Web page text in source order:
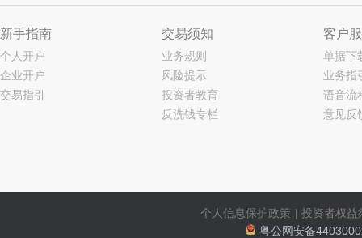
新手指南
个人开户
企业开户
交易指引
交易须知
业务规则
风险提示
投资者教育
反洗钱专栏
客户
单据下
业务指
语音流
意见反
个人信息保护政策 | 投资者权益
粤公网安备